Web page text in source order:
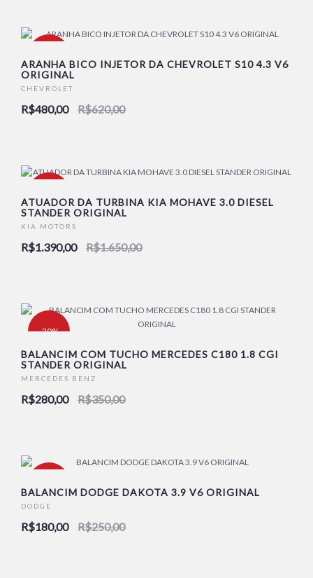
ARANHA BICO INJETOR DA CHEVROLET S10 4.3 V6
ORIGINAL
CHEVROLET
R$480,00 R$620,00
ATUADOR DA TURBINA KIA MOHAVE 3.0 DIESEL
STANDER ORIGINAL
KIA MOTORS
R$1.390,00 R$1.650,00
-20%
BALANCIM COM TUCHO MERCEDES C180 1.8 CGI
STANDER ORIGINAL
MERCEDES BENZ
R$280,00 R$350,00
BALANCIM DODGE DAKOTA 3.9 V6 ORIGINAL
DODGE
R$180,00 R$250,00